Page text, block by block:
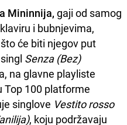
Mininnija, gaji od samog
i bubnjevima,
će biti njegov put
Senza (Bez)
na glavne playliste
Top 100 platforme
singlove Vestito rosso
, koju podržavaju